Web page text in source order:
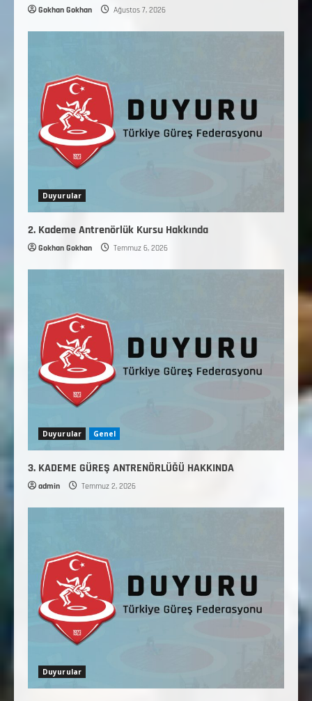
Gokhan Gokhan Ağustos 7, 2026
Duyurular
2. Kademe Antrenörlük Kursu Hakkında
Gokhan Gokhan Temmuz 6, 2026
Duyurular Genel
3. KADEME GÜREŞ ANTRENÖRLÜĞÜ HAKKINDA
admin Temmuz 2, 2026
Duyurular